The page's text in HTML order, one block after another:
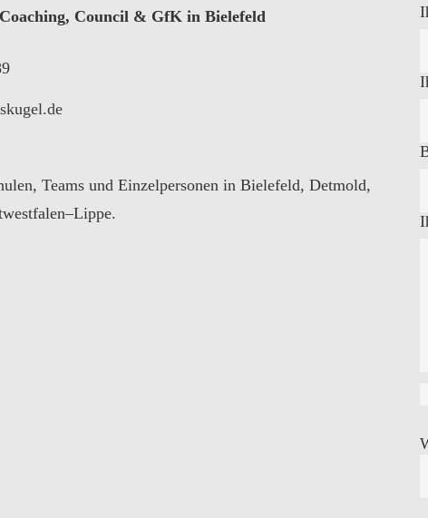
, Council & GfK in Bielefeld
, Teams und Einzelpersonen in Bielefeld, Detmold,
–Lippe.